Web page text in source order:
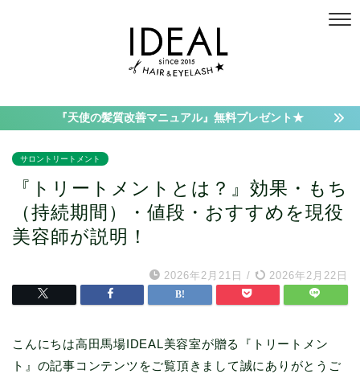
『天使の髪質改善マニュアル』無料プレゼント★
サロントリートメント
『トリートメントとは？』効果・もち
（持続期間）・値段・おすすめを現役
美容師が説明！
2026年2月21日 / 2026年2月22日
こんにちは高田馬場IDEAL美容室が贈る『トリートメン
ト』の記事コンテンツをご覧頂きまして誠にありがとうご